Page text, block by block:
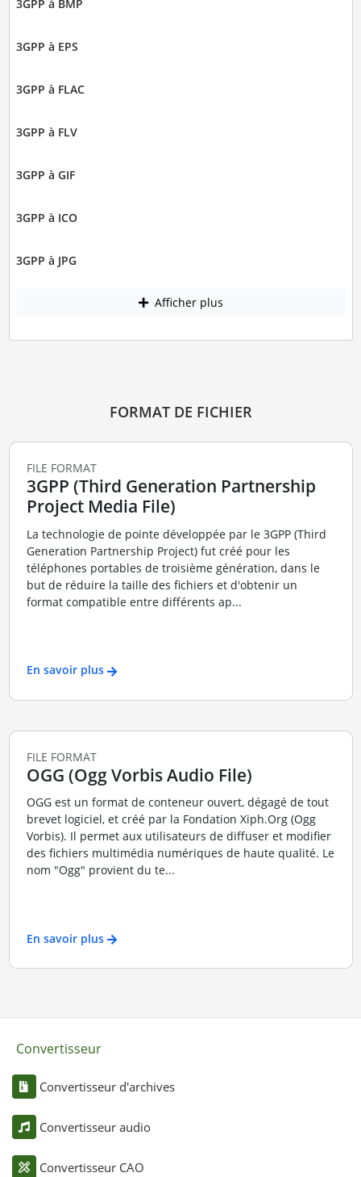
3GPP à BMP
3GPP à EPS
3GPP à FLAC
3GPP à FLV
3GPP à GIF
3GPP à ICO
3GPP à JPG
Afficher plus
FORMAT DE FICHIER
FILE FORMAT
3GPP (Third Generation Partnership
Project Media File)
La technologie de pointe développée par le 3GPP (Third
Generation Partnership Project) fut créé pour les
téléphones portables de troisième génération, dans le
but de réduire la taille des fichiers et d'obtenir un
format compatible entre différents ap...
En savoir plus
FILE FORMAT
OGG (Ogg Vorbis Audio File)
OGG est un format de conteneur ouvert, dégagé de tout
brevet logiciel, et créé par la Fondation Xiph.Org (Ogg
Vorbis). Il permet aux utilisateurs de diffuser et modifier
des fichiers multimédia numériques de haute qualité. Le
nom "Ogg" provient du te...
En savoir plus
Convertisseur
Convertisseur d'archives
Convertisseur audio
Convertisseur CAO